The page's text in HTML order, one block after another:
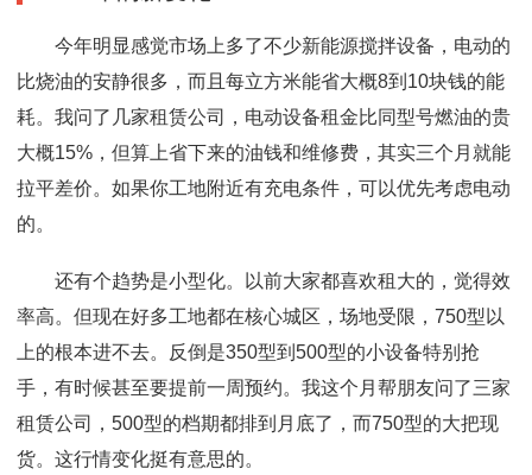
今年明显感觉市场上多了不少新能源搅拌设备，电动的
比烧油的安静很多，而且每立方米能省大概8到10块钱的能
耗。我问了几家租赁公司，电动设备租金比同型号燃油的贵
大概15%，但算上省下来的油钱和维修费，其实三个月就能
拉平差价。如果你工地附近有充电条件，可以优先考虑电动
的。
还有个趋势是小型化。以前大家都喜欢租大的，觉得效
率高。但现在好多工地都在核心城区，场地受限，750型以
上的根本进不去。反倒是350型到500型的小设备特别抢
手，有时候甚至要提前一周预约。我这个月帮朋友问了三家
租赁公司，500型的档期都排到月底了，而750型的大把现
货。这行情变化挺有意思的。